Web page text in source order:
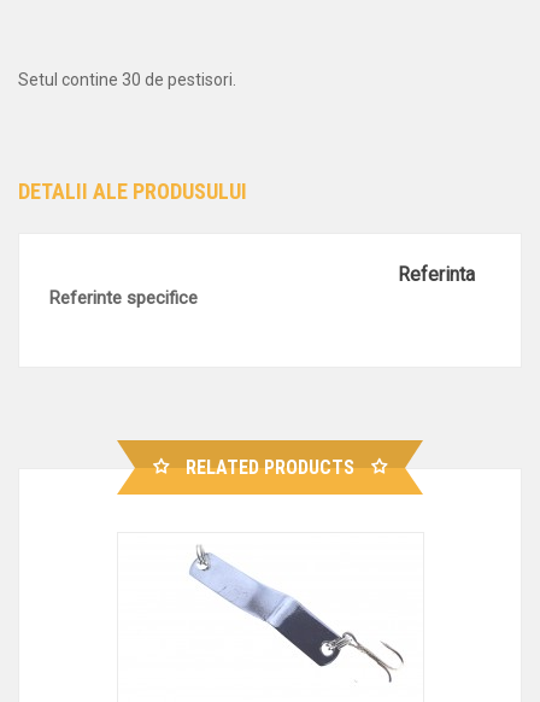
Setul contine 30 de pestisori.
DETALII ALE PRODUSULUI
Referinta
Referinte specifice
RELATED PRODUCTS